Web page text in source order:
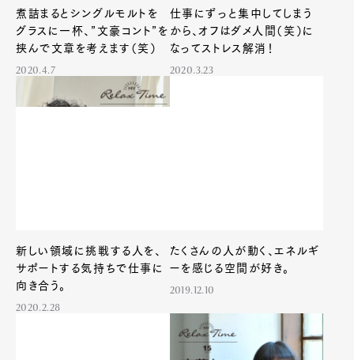
Pen Meet
Pen international Pen tw
煮詰まるとシングルモルトを
グラスに一杯、”文豪コント”を
挟んで文章を考えます（笑）
2020.4.7
仕事にずっと集中してしまう
から、オフはダメ人間（笑）に
なってストレス解消！
2020.3.23
新しい領域に挑戦する人を、
サポートする気持ちで仕事に
向き合う。
2020.2.28
たくさんの人が動く、エネルギ
ーを感じる空間が好き。
2019.12.10